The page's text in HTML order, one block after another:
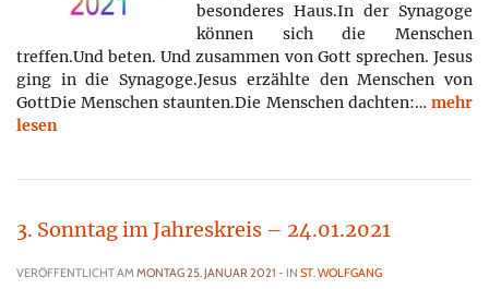
besonderes Haus.In der Synagoge
können sich die Menschen
treffen.Und beten. Und zusammen von Gott sprechen. Jesus
ging in die Synagoge.Jesus erzählte den Menschen von
GottDie Menschen staunten.Die Menschen dachten:… mehr
lesen
3. Sonntag im Jahreskreis – 24.01.2021
VERÖFFENTLICHT AMMONTAG 25. JANUAR 2021 - IN ST. WOLFGANG